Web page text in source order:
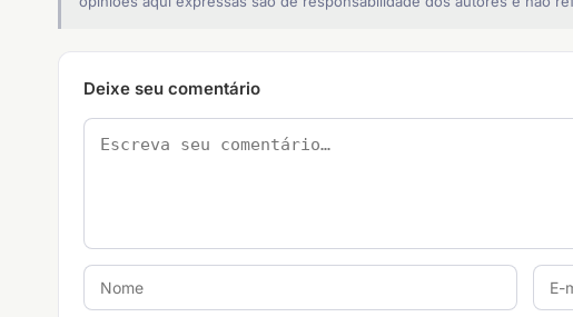
Deixe seu comentário